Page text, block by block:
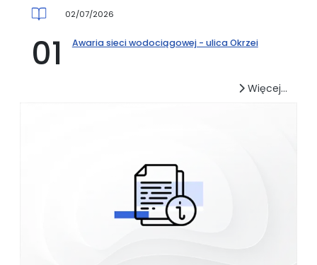
02/07/2026
Awaria sieci wodociągowej - ulica Okrzei
Więcej…